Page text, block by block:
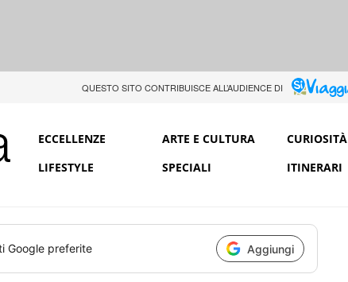
QUESTO SITO CONTRIBUISCE ALL’AUDIENCE DI
ECCELLENZE ARTE E CULTURA CURIOSITÀ
LIFESTYLE
SPECIALI ITINERARI
Google preferite Aggiungi